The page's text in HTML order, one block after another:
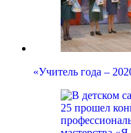
«Учитель года –